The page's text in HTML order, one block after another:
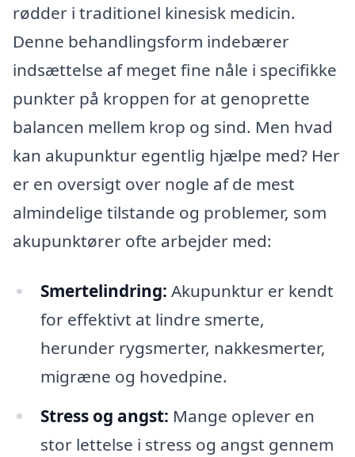
rødder i traditionel kinesisk medicin.
Denne behandlingsform indebærer
indsættelse af meget fine nåle i specifikke
punkter på kroppen for at genoprette
balancen mellem krop og sind. Men hvad
kan akupunktur egentlig hjælpe med? Her
er en oversigt over nogle af de mest
almindelige tilstande og problemer, som
akupunktører ofte arbejder med:
Smertelindring: Akupunktur er kendt
for effektivt at lindre smerte,
herunder rygsmerter, nakkesmerter,
migræne og hovedpine.
Stress og angst: Mange oplever en
stor lettelse i stress og angst gennem